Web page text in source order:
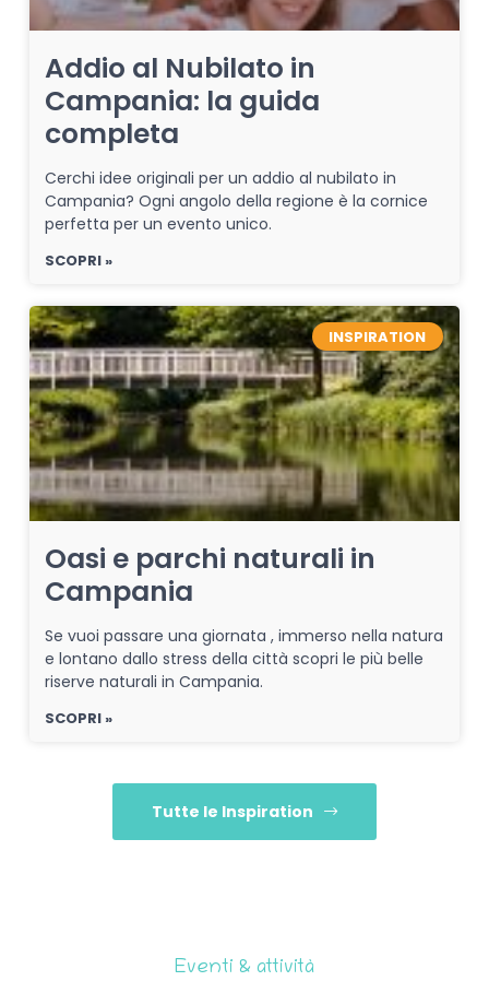
Addio al Nubilato in
Campania: la guida
completa
Cerchi idee originali per un addio al nubilato in
Campania? Ogni angolo della regione è la cornice
perfetta per un evento unico.
SCOPRI »
INSPIRATION
Oasi e parchi naturali in
Campania
Se vuoi passare una giornata , immerso nella natura
e lontano dallo stress della città scopri le più belle
riserve naturali in Campania.
SCOPRI »
Tutte le Inspiration
Eventi & attività